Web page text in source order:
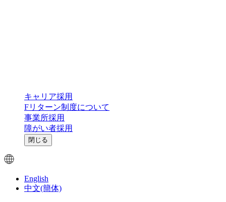
キャリア採用
Fリターン制度について
事業所採用
障がい者採用
閉じる
English
中文(簡体)